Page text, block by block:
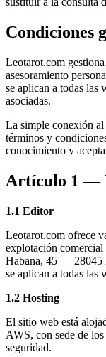
Condiciones
Leotarot.com
asesoramiento
se aplican a todas las
asociadas.
La simple conexión al
términos y
conocimiento y
Artículo 1 —
1.1 Editor
Leotarot.com ofrece
explotación
Habana, 45 — 28045
se aplican a todas las
1.2 Hosting
El sitio web está
AWS, con sede de
seguridad.